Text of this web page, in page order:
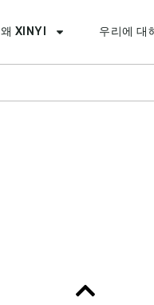
왜 XINYI 우리에 대